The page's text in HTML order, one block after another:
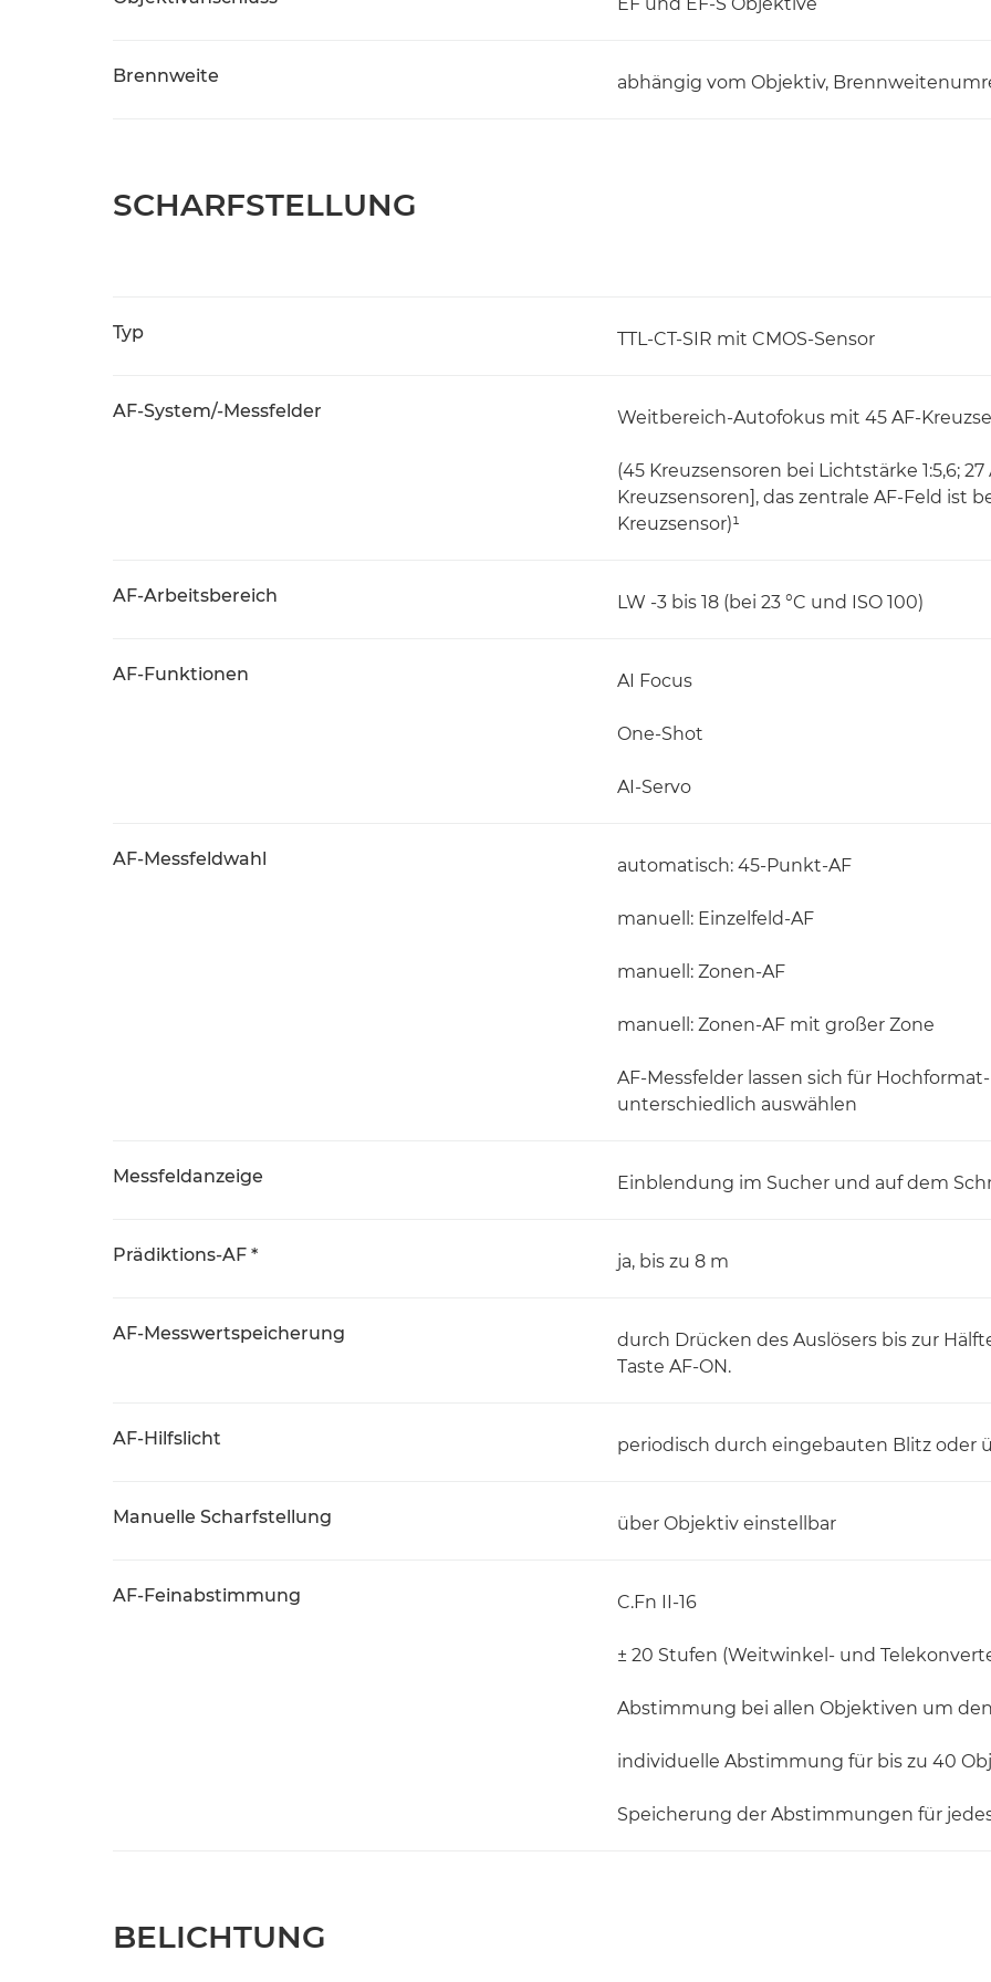
Brennweite abhängig vom Objektiv,
SCHARFSTELLUNG
Typ TTL-CT-SIR mit CMOS-Sensor
AF-System/-Messfelder Weitbereich-Autofokus mit 45 AF-
(45 Kreuzsensoren bei Lichtstärke 1:5,6;
Kreuzsensoren], das zentrale AF-Feld ist
Kreuzsensor)¹
AF-Arbeitsbereich LW -3 bis 18 (bei 23 °C und ISO 100)
AF-Funktionen AI Focus
One-Shot
AI-Servo
AF-Messfeldwahl automatisch: 45-Punkt-AF
manuell: Einzelfeld-AF
manuell: Zonen-AF
manuell: Zonen-AF mit großer Zone
AF-Messfelder lassen sich für
unterschiedlich auswählen
Messfeldanzeige Einblendung im Sucher und auf dem
Prädiktions-AF * ja, bis zu 8 m
AF-Messwertspeicherung
durch Drücken des Auslösers bis zur
Taste AF-ON.
AF-Hilfslicht periodisch durch eingebauten Blitz oder
Manuelle Scharfstellung über Objektiv einstellbar
AF-Feinabstimmung C.Fn II-16
± 20 Stufen (Weitwinkel- und
Abstimmung bei allen Objektiven um
individuelle Abstimmung für bis zu 40
Speicherung der Abstimmungen für
BELICHTUNG